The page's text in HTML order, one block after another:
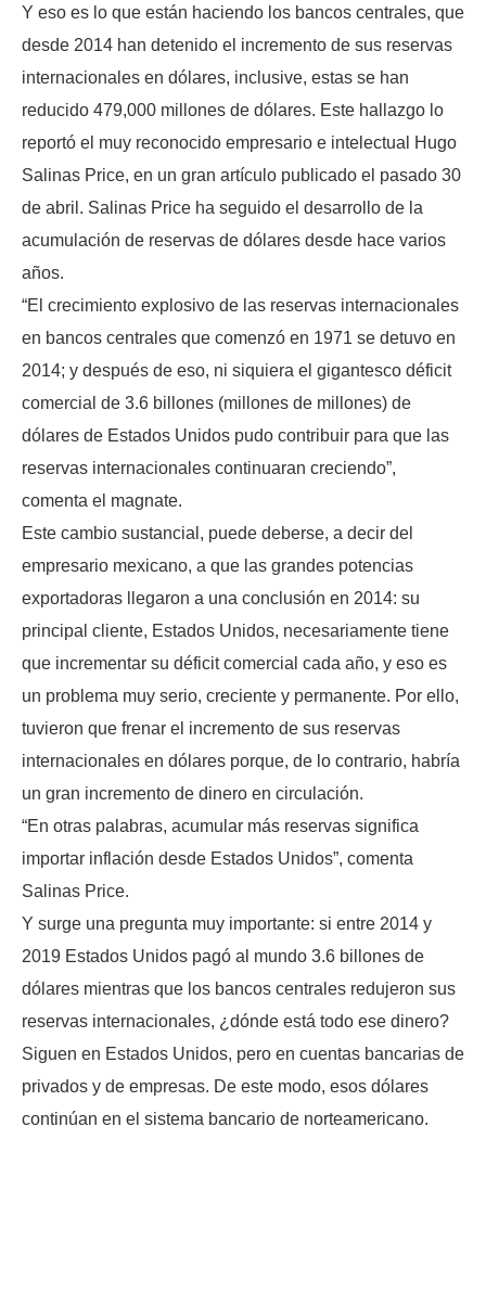
Y eso es lo que están haciendo los bancos centrales, que
desde 2014 han detenido el incremento de sus reservas
internacionales en dólares, inclusive, estas se han
reducido 479,000 millones de dólares. Este hallazgo lo
reportó el muy reconocido empresario e intelectual Hugo
Salinas Price, en un gran artículo publicado el pasado 30
de abril. Salinas Price ha seguido el desarrollo de la
acumulación de reservas de dólares desde hace varios
años.
“El crecimiento explosivo de las reservas internacionales
en bancos centrales que comenzó en 1971 se detuvo en
2014; y después de eso, ni siquiera el gigantesco déficit
comercial de 3.6 billones (millones de millones) de
dólares de Estados Unidos pudo contribuir para que las
reservas internacionales continuaran creciendo”,
comenta el magnate.
Este cambio sustancial, puede deberse, a decir del
empresario mexicano, a que las grandes potencias
exportadoras llegaron a una conclusión en 2014: su
principal cliente, Estados Unidos, necesariamente tiene
que incrementar su déficit comercial cada año, y eso es
un problema muy serio, creciente y permanente. Por ello,
tuvieron que frenar el incremento de sus reservas
internacionales en dólares porque, de lo contrario, habría
un gran incremento de dinero en circulación.
“En otras palabras, acumular más reservas significa
importar inflación desde Estados Unidos”, comenta
Salinas Price.
Y surge una pregunta muy importante: si entre 2014 y
2019 Estados Unidos pagó al mundo 3.6 billones de
dólares mientras que los bancos centrales redujeron sus
reservas internacionales, ¿dónde está todo ese dinero?
Siguen en Estados Unidos, pero en cuentas bancarias de
privados y de empresas. De este modo, esos dólares
continúan en el sistema bancario de norteamericano.